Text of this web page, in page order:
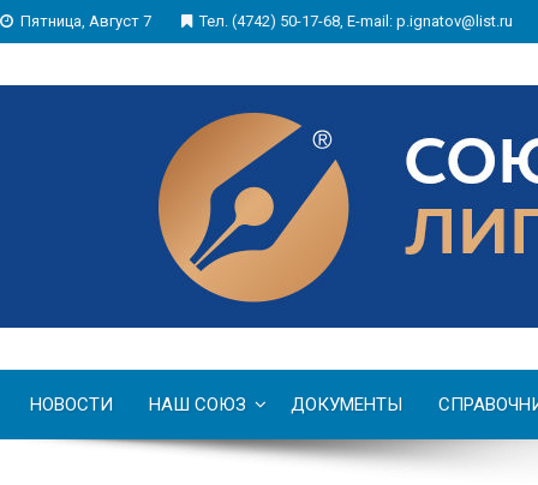
Пятница, Август 7 Тел. (4742) 50-17-68, E-mail: p.ignatov@list.ru
НОВОСТИ НАШ СОЮЗ ДОКУМЕНТЫ